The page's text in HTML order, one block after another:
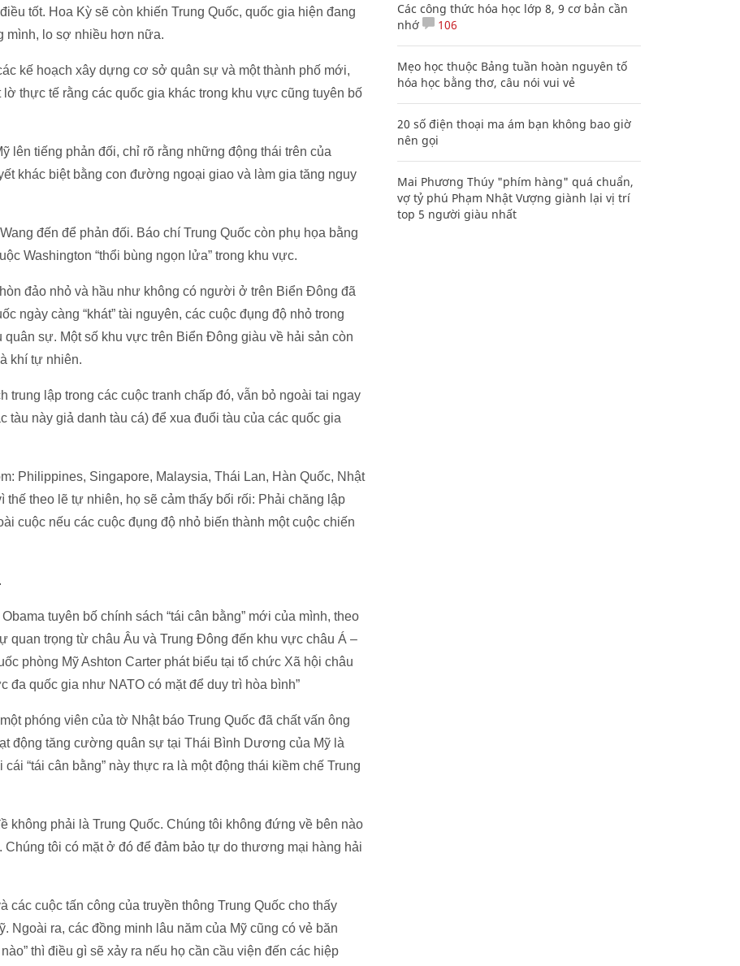
tốt. Hoa Kỳ sẽ còn khiến Trung Quốc, quốc gia hiện đang
mình, lo sợ nhiều hơn nữa.
kế hoạch xây dựng cơ sở quân sự và một thành phố mới,
thực tế rằng các quốc gia khác trong khu vực cũng tuyên bố
lên tiếng phản đối, chỉ rõ rằng những động thái trên của
khác biệt bằng con đường ngoại giao và làm gia tăng nguy
đến để phản đối. Báo chí Trung Quốc còn phụ họa bằng
Washington “thổi bùng ngọn lửa” trong khu vực.
đảo nhỏ và hầu như không có người ở trên Biển Đông đã
ngày càng “khát” tài nguyên, các cuộc đụng độ nhỏ trong
sự. Một số khu vực trên Biển Đông giàu về hải sản còn
khí tự nhiên.
trung lập trong các cuộc tranh chấp đó, vẫn bỏ ngoài tai ngay
tàu này giả danh tàu cá) để xua đuổi tàu của các quốc gia
Philippines, Singapore, Malaysia, Thái Lan, Hàn Quốc, Nhật
theo lẽ tự nhiên, họ sẽ cảm thấy bối rối: Phải chăng lập
cuộc nếu các cuộc đụng độ nhỏ biến thành một cuộc chiến
tuyên bố chính sách “tái cân bằng” mới của mình, theo
quan trọng từ châu Âu và Trung Đông đến khu vực châu Á –
phòng Mỹ Ashton Carter phát biểu tại tổ chức Xã hội châu
quốc gia như NATO có mặt để duy trì hòa bình”
phóng viên của tờ Nhật báo Trung Quốc đã chất vấn ông
động tăng cường quân sự tại Thái Bình Dương của Mỹ là
“tái cân bằng” này thực ra là một động thái kiềm chế Trung
không phải là Trung Quốc. Chúng tôi không đứng về bên nào
tôi có mặt ở đó để đảm bảo tự do thương mại hàng hải
các cuộc tấn công của truyền thông Trung Quốc cho thấy
Ngoài ra, các đồng minh lâu năm của Mỹ cũng có vẻ băn
thì điều gì sẽ xảy ra nếu họ cần cầu viện đến các hiệp
Các công thức hóa học lớp 8, 9 cơ bản cần
nhớ
106
Mẹo học thuộc Bảng tuần hoàn nguyên tố
hóa học bằng thơ, câu nói vui vẻ
20 số điện thoại ma ám bạn không bao giờ
nên gọi
Mai Phương Thúy "phím hàng" quá chuẩn,
vợ tỷ phú Phạm Nhật Vượng giành lại vị trí
top 5 người giàu nhất